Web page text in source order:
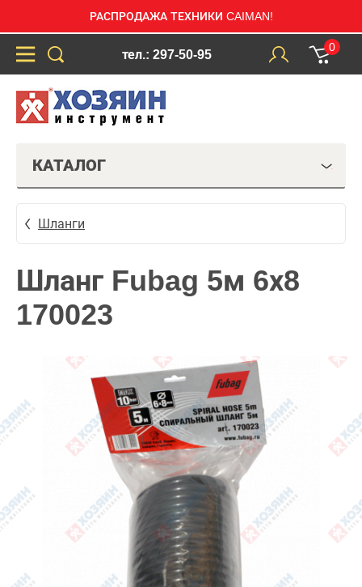
РАСПРОДАЖА ТЕХНИКИ CAIMAN!
тел.: 297-50-95
0
КАТАЛОГ
Шланги
Шланг Fubag 5м 6х8
170023